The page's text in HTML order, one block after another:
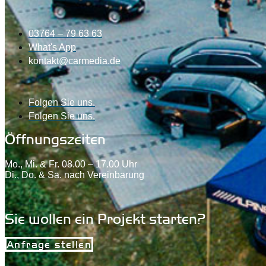
03764 – 79 63 63
What's App
kontakt@carmedia.de
Folgen Sie uns.
Folgen Sie uns.
Öffnungszeiten
Mo., Mi. & Fr. 08.00 – 17.00 Uhr
Di., Do. & Sa. nach Vereinbarung
Sie wollen ein Projekt starten?
Anfrage stellen